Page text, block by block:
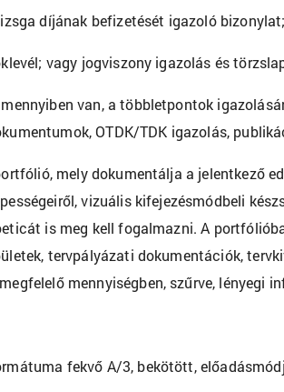
díjának befizetését igazoló bizonylat;
vagy jogviszony igazolás és
van, a többletpontok
OTDK/TDK igazolás,
mely dokumentálja a jelentkező
vizuális kifejezésmódbeli
is meg kell fogalmazni. A
tervpályázati dokumentációk,
mennyiségben, szűrve, lényegi
fekvő A/3, bekötött,